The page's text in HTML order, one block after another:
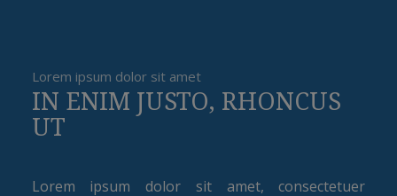
Lorem ipsum dolor sit amet
IN ENIM JUSTO, RHONCUS
UT
Lorem ipsum dolor sit amet, consectetuer